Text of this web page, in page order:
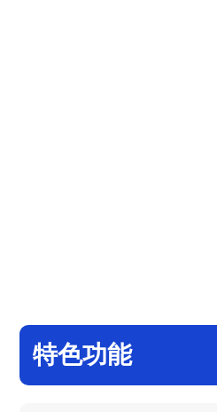
特色功能